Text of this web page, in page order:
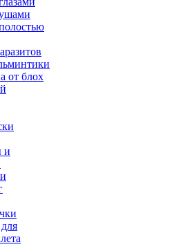
от блох
и